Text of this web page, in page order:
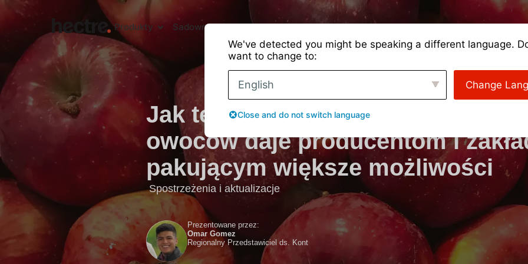
Produkty Sadownicy Sortownie Rodzaje upraw Praktyczne zastosowania O nas
Jak technologia wczesnego
owoców daje producentom i
pakującym większe możliwości
Spostrzeżenia i aktualizacje
Prezentowane przez:
Omar Gomez
Regionalny Przedstawiciel ds. Kont
We've detected you might be speaking a different language.
want to change to:
English Change
Close and do not switch language